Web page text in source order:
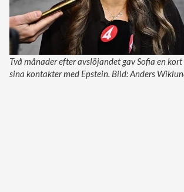
Två månader efter avslöjandet gav Sofia en
sina kontakter med Epstein. Bild: Anders